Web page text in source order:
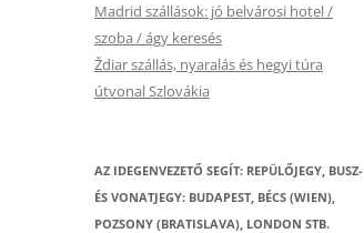
Madrid szállások: jó belvárosi hotel /
szoba / ágy keresés
Ždiar szállás, nyaralás és hegyi túra
útvonal Szlovákia
AZ IDEGENVEZETŐ SEGÍT: REPÜLŐJEGY, BUSZ-
ÉS VONATJEGY: BUDAPEST, BÉCS (WIEN),
POZSONY (BRATISLAVA), LONDON STB.